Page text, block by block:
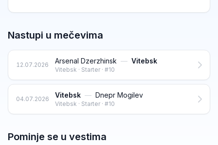
Nastupi u mečevima
12.07.2026 Arsenal Dzerzhinsk — Vitebsk
Vitebsk · Starter · #10
04.07.2026 Vitebsk — Dnepr Mogilev
Vitebsk · Starter · #10
Pominje se u vestima